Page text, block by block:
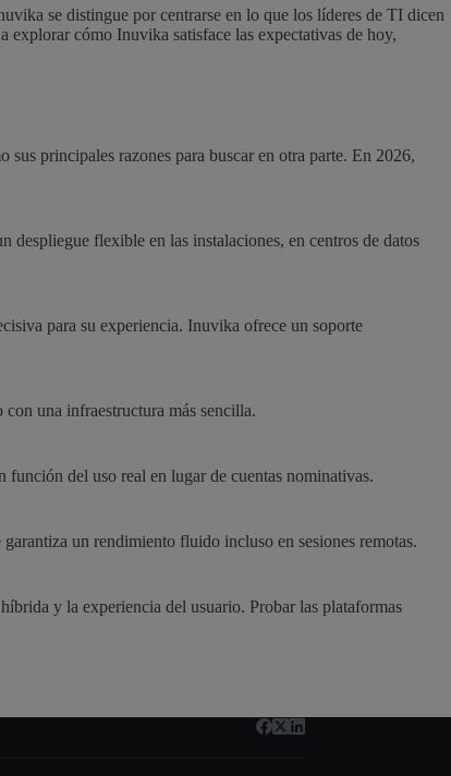
se distingue por centrarse en lo que los líderes de TI dicen
explorar cómo Inuvika satisface las expectativas de hoy,
principales razones para buscar en otra parte. En 2026,
flexible en las instalaciones, en centros de datos
para su experiencia. Inuvika ofrece un soporte
una infraestructura más sencilla.
función del uso real en lugar de cuentas nominativas.
un rendimiento fluido incluso en sesiones remotas.
y la experiencia del usuario. Probar las plataformas